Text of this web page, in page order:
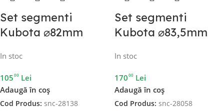
Set segmenti
Kubota ⌀82mm
In stoc
10500 Lei
Adaugă în coș
Cod Produs: snc-28138
Set segmenti
Kubota ⌀83,5mm
In stoc
17000 Lei
Adaugă în coș
Cod Produs: snc-28058